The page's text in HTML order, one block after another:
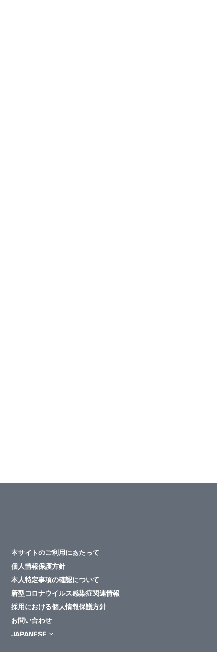
本サイトのご利用にあたって
個人情報保護方針
本人特定事項の確認について
新型コロナウイルス感染症関連情報
採用における個人情報保護方針
お問い合わせ
JAPANESE